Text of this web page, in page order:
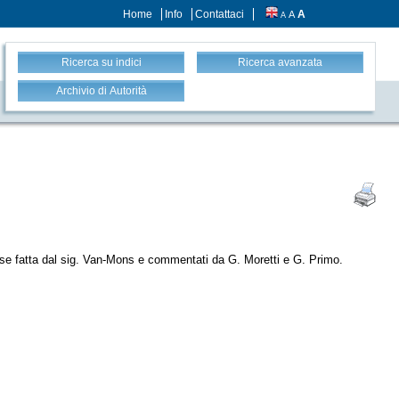
Home Info Contattaci A A A
Ricerca su indici Ricerca avanzata
Archivio di Autorità